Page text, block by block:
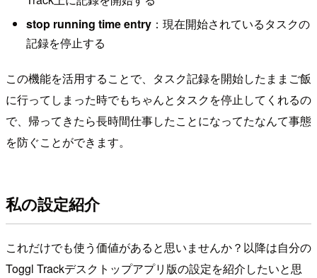
stop running time entry：現在開始されているタスクの
記録を停止する
この機能を活用することで、タスク記録を開始したままご飯
に行ってしまった時でもちゃんとタスクを停止してくれるの
で、帰ってきたら長時間仕事したことになってたなんて事態
を防ぐことができます。
私の設定紹介
これだけでも使う価値があると思いませんか？以降は自分の
Toggl Trackデスクトップアプリ版の設定を紹介したいと思